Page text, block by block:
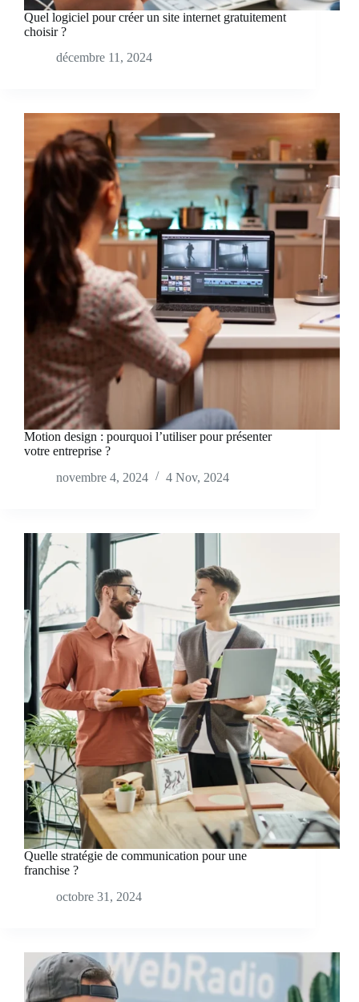
Quel logiciel pour créer un site internet gratuitement
choisir ?
décembre 11, 2024
Motion design : pourquoi l’utiliser pour présenter
votre entreprise ?
novembre 4, 2024
4 Nov, 2024
Quelle stratégie de communication pour une
franchise ?
octobre 31, 2024